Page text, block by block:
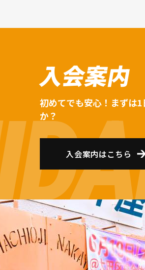
入会案内
初めてでも安心！まずは
か？
入会案内はこちら